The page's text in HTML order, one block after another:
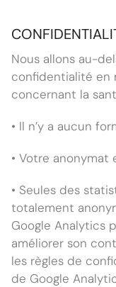
Nous allons au-
confidentialité en
concernant la
• Il n’y a aucun
• Votre anonymat
• Seules des
totalement
Google Analytics
améliorer son
les règles de
de Google